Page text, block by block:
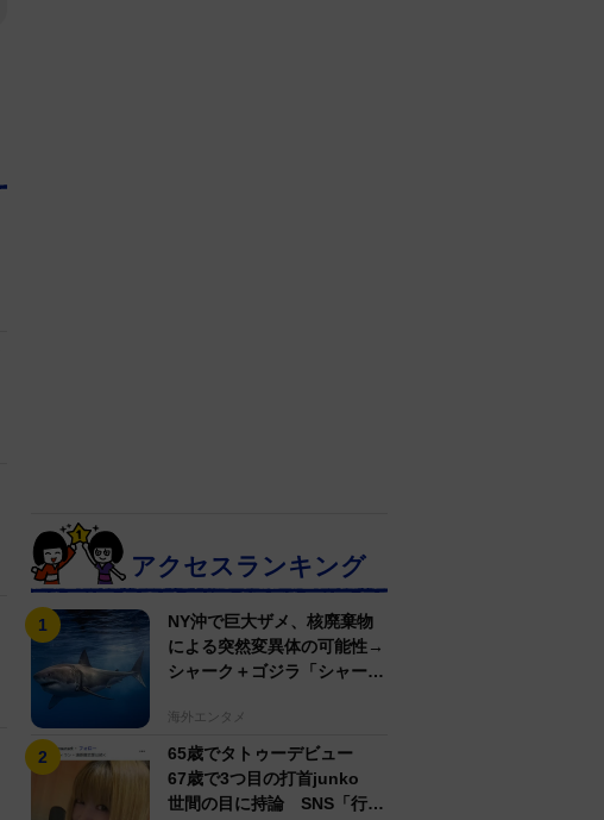
アクセスランキング
NY沖で巨大ザメ、核廃棄物
による突然変異体の可能性→
シャーク＋ゴジラ「シャーク
海外エンタメ
65歳でタトゥーデビュー
67歳で3つ目の打首junko
世間の目に持論 SNS「行動